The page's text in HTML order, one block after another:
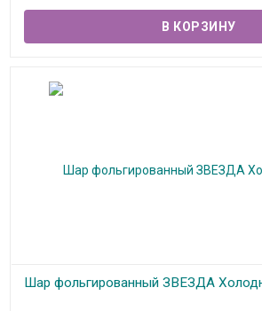
Шар фольгированный ЗВЕЗДА